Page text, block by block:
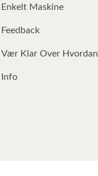
Enkelt Maskine
Feedback
Vær Klar Over Hvordan
Info